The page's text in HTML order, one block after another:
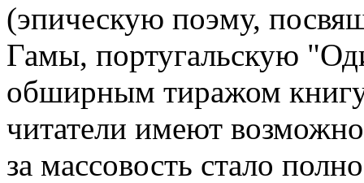
(эпическую поэму,
Гамы, португальскую
обширным тиражом
читатели имеют
за массовость стало